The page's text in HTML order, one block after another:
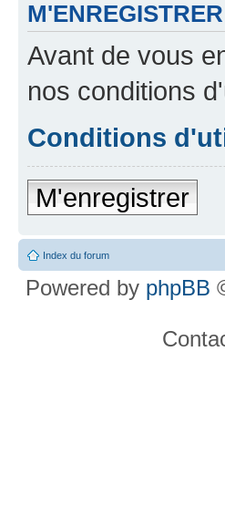
M'ENREGISTRER
Avant de vous
nos conditions
Conditions
M'enregistrer
Index du forum
Powered by phpBB